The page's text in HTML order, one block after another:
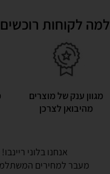
למה לקוחות
מגוון ענק של מוצרים
מהיבואן לצרכן
אנחנו בלוני
מעבר למחירים